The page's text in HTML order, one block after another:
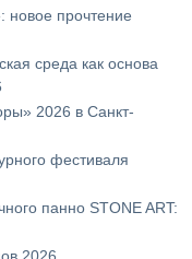
новое прочтение
среда как основа
2026 в Санкт-
фестиваля
панно STONE ART: